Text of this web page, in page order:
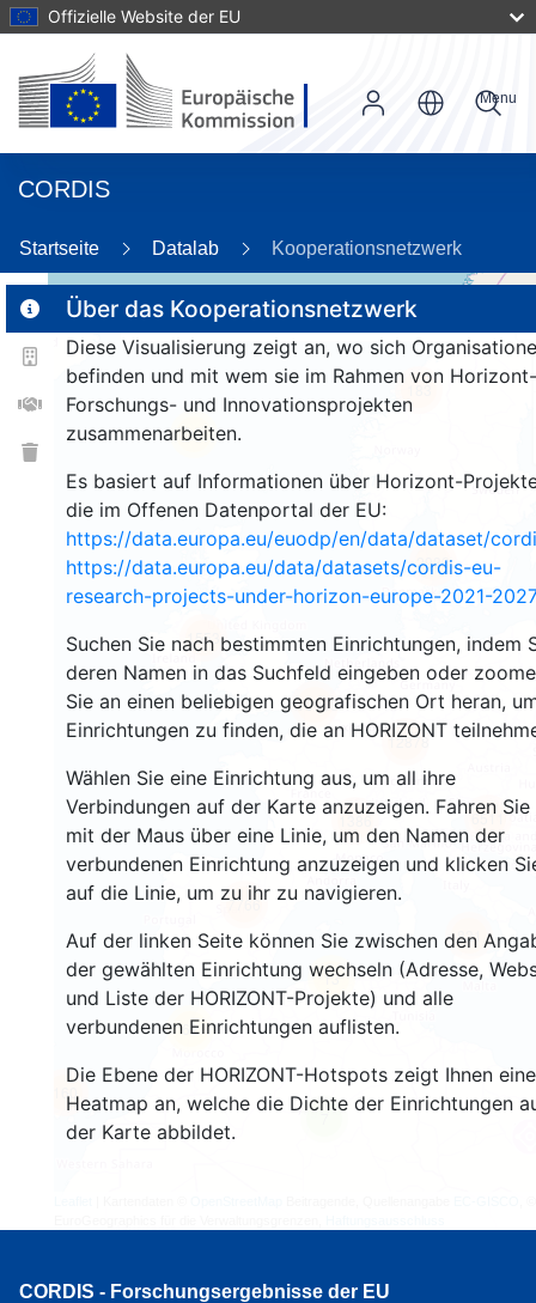
Offizielle Website der EU
CORDIS
Menu
Startseite Datalab Kooperationsnetzwerk
Über das Kooperationsnetzwerk
Diese Visualisierung zeigt an, wo sich
befinden und mit wem sie im Rahmen von Horizont-
Forschungs- und Innovationsprojekten
zusammenarbeiten.
Es basiert auf Informationen über Horizont-
die im Offenen Datenportal der EU:
https://data.europa.eu/euodp/en/data/dataset/
https://data.europa.eu/data/datasets/cordis-eu-
research-projects-under-horizon-europe-2021-2027
Suchen Sie nach bestimmten Einrichtungen, indem
deren Namen in das Suchfeld eingeben oder
Sie an einen beliebigen geografischen Ort heran,
Einrichtungen zu finden, die an HORIZONT
Wählen Sie eine Einrichtung aus, um all ihre
Verbindungen auf der Karte anzuzeigen. Fahren Sie
mit der Maus über eine Linie, um den Namen der
verbundenen Einrichtung anzuzeigen und klicken
auf die Linie, um zu ihr zu navigieren.
Auf der linken Seite können Sie zwischen den
der gewählten Einrichtung wechseln (Adresse,
und Liste der HORIZONT-Projekte) und alle
verbundenen Einrichtungen auflisten.
Die Ebene der HORIZONT-Hotspots zeigt Ihnen eine
Heatmap an, welche die Dichte der Einrichtungen
der Karte abbildet.
26
160
1553
13
62
7766
831
183
1386
2933
10063
6511
12878
CORDIS - Forschungsergebnisse der EU